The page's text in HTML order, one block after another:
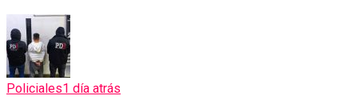
Policiales1 día atrás